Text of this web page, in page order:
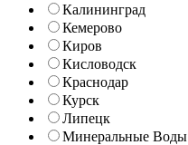
Калининград
Кемерово
Киров
Кисловодск
Краснодар
Курск
Липецк
Минеральные Воды